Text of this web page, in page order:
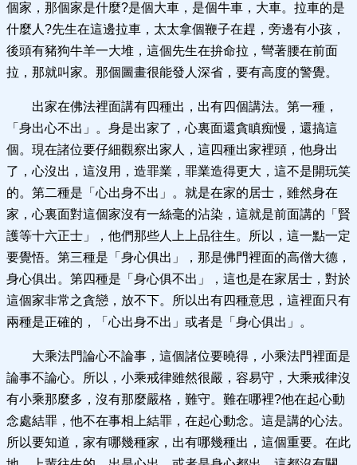
個家，那個家是什麼?是個大車，是個牛車，大車。拉車的是
什麼人?先生在這邊拉車，太太拿個鞭子在趕，旁邊有小孩，
後頭有豬狗牛羊一大堆，這個先生在拚命拉，彎著腰在前面
拉，那就叫家。那個圖畫很能發人深省，要有高度的警覺。
出家在佛法裡面講有四種出，出有四個講法。第一種，
「身出心不出」。身是出家了，心裏面還貪瞋痴慢，還搞這
個。現在諸位要仔細觀察出家人，這四種出家裡頭，他身出
了，心沒出，這沒用，造罪業，罪業造得更大，這不是開玩笑
的。第二種是「心出身不出」。就是在家的居士，雖然身在
家，心裏面對這個家沒有一絲毫的沾染，這就是前面講的「賢
護等十六正士」，他們那些人上上品往生。所以，這一點一定
要覺悟。第三種是「身心俱出」，那是佛門裡面的高僧大德，
身心俱出。第四種是「身心俱不出」，這也是在家居士，對於
這個家非常之貪戀，放不下。所以出有四種意思，這裡面只有
兩種是正確的，「心出身不出」或者是「身心俱出」。
大乘法門論心不論事，這個諸位要曉得，小乘法門裡面是
論事不論心。所以，小乘戒律雖然很嚴，容易守，大乘戒律沒
有小乘那麼多，沒有那麼嚴格，難守。難在哪裡?他在起心動
念處結罪，他不在事相上結罪，在起心動念。這是講的心法。
所以要知道，家有哪幾種家，出有哪幾種出，這個重要。在此